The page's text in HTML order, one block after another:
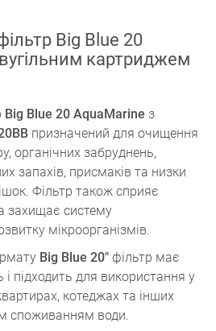
Big Blue 20
картриджем
Big Blue 20 AquaMarine з
призначений для очищення
органічних забруднень,
запахів, присмаків та низки
Фільтр також сприяє
захищає систему
мікроорганізмів.
Big Blue 20" фільтр має
і підходить для використання у
котеджах та інших
споживанням води.